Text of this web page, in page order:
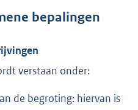
bepalingen
verstaan onder:
de begroting: hiervan is